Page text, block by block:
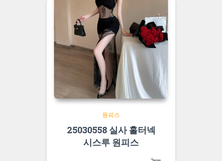
원피스
25030558 실사 홀터넥
시스루 원피스